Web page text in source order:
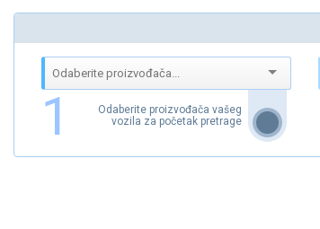
1
Odaberite proizvođača vašeg
vozila za početak pretrage